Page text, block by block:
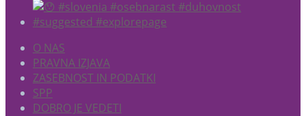
O NAS
PRAVNA IZJAVA
ZASEBNOST IN PODATKI
SPP
DOBRO JE VEDETI